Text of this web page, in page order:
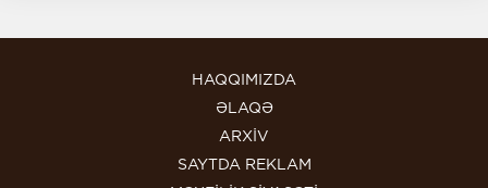
HAQQIMIZDA
ƏLAQƏ
ARXİV
SAYTDA REKLAM